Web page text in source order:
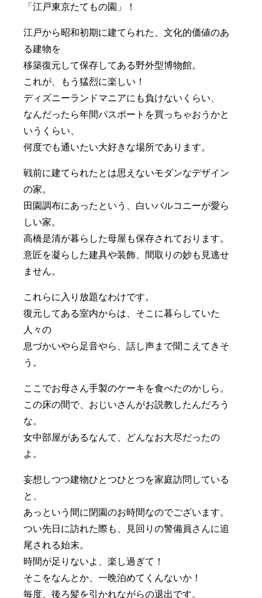
「江戸東京たてもの園」！
江戸から昭和初期に建てられた、文化的価値のあ
る建物を
移築復元して保存してある野外型博物館。
これが、もう猛烈に楽しい！
ディズニーランドマニアにも負けないくらい、
なんだったら年間パスポートを買っちゃおうかと
いうくらい、
何度でも通いたい大好きな場所であります。
戦前に建てられたとは思えないモダンなデザイン
の家。
田園調布にあったという、白いバルコニーが愛ら
しい家。
高橋是清が暮らした母屋も保存されております。
意匠を凝らした建具や装飾、間取りの妙も見逃せ
ません。
これらに入り放題なわけです。
復元してある室内からは、そこに暮らしていた
人々の
息づかいやら足音やら、話し声まで聞こえてきそ
う。
ここでお母さん手製のケーキを食べたのかしら。
この床の間で、おじいさんがお説教したんだろう
な。
女中部屋があるなんて、どんなお大尽だったの
よ。
妄想しつつ建物ひとつひとつを家庭訪問している
と、
あっという間に閉園のお時間なのでございます。
つい先日に訪れた際も、見回りの警備員さんに追
尾される始末。
時間が足りないよ、楽し過ぎて！
そこをなんとか、一晩泊めてくんないか！
毎度、後ろ髪を引かれながらの退出です。